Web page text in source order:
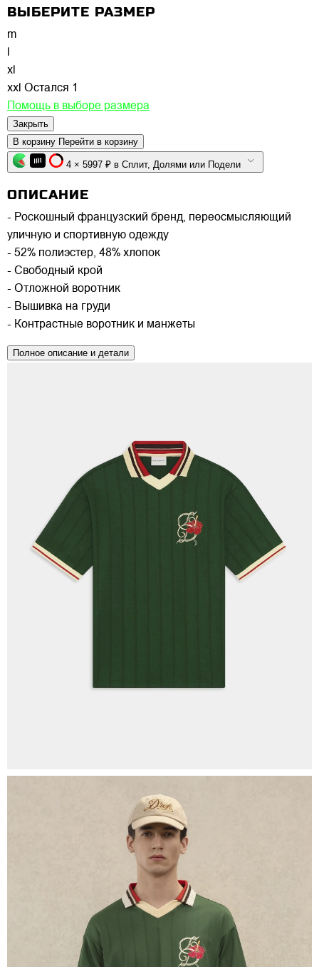
ВЫБЕРИТЕ РАЗМЕР
m
xl
xxl Остался 1
Помощь в выборе размера
Закрыть
В корзину Перейти в корзину
4 × 5997 ₽ в Сплит, Долями или Подели
ОПИСАНИЕ
- Роскошный французский бренд, переосмысляющий
уличную и спортивную одежду
- 52% полиэстер, 48% хлопок
- Свободный крой
- Отложной воротник
- Вышивка на груди
- Контрастные воротник и манжеты
Полное описание и детали